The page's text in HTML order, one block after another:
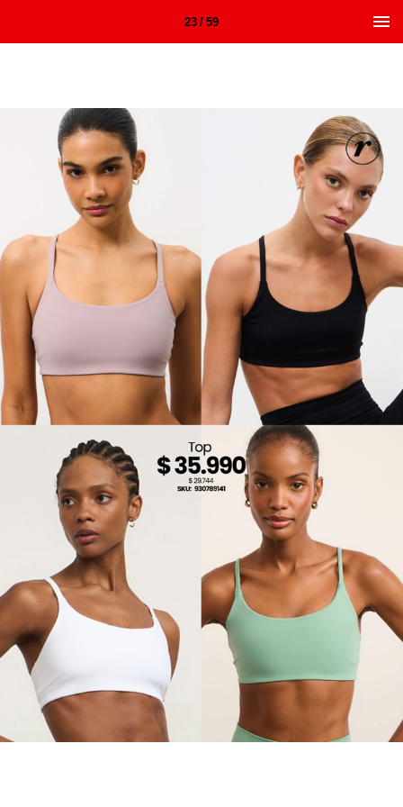
23 / 59